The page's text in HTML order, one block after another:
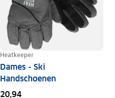
Heatkeeper
Dames - Ski
Handschoenen
20,94